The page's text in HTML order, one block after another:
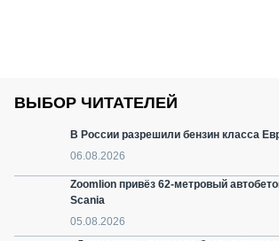
ВЫБОР ЧИТАТЕЛЕЙ
В России разрешили бензин класса
06.08.2026
Zoomlion привёз 62-метровый
Scania
05.08.2026